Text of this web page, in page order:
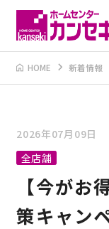
HOME 新着情報
2026年07月09日
全店舗
【今がお
策キャン